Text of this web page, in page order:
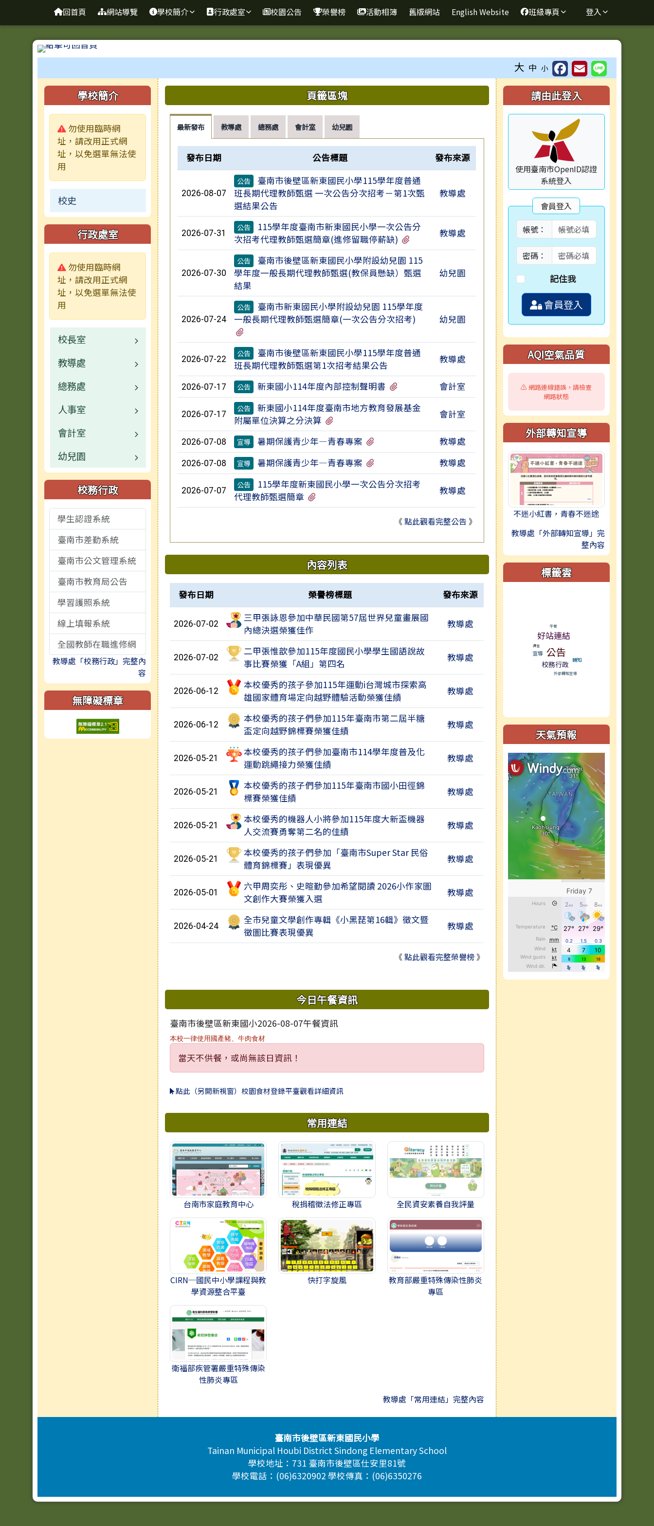
台南市新東國小
回首頁 網站導覽 學校簡介 行政處室 校園公告 榮譽榜 活動相簿 舊版網站 English Website 班級專頁 登入
大 中 小
左邊區域內容
學校簡介
警告:
勿使用臨時網
址，請改用正式網
址，以免選單無法使
用
校史
行政處室
警告:
勿使用臨時網
址，請改用正式網
址，以免選單無法使
用
校長室
林秋美校長介紹
業務職掌
教導處
業務職掌
校園公告
常用連結
活動相簿
榮譽榜
校園影片
檔案下載
外部轉知宣導
校務行政
總務處
校園公告
業務職掌
檔案下載
人事室
校園公告
業務職掌
常用連結
檔案下載
會計室
校園公告
業務職掌
檔案下載
幼兒園
業務職掌
校園公告
活動相簿
校園影音
檔案下載
校務行政
學生認證系統
臺南市差勤系統
臺南市公文管理系統
臺南市教育局公告
學習護照系統
線上填報系統
全國教師在職進修網
教導處「校務行政」完整內
容
無障礙標章
上中區域內容 頁籤區塊
最新發布 教導處 總務處 會計室 幼兒園
新聞列表
發布日期 公告標題 發布來源
2026-08-07
公告
臺南市後壁區新東國民小學115學年度普通
班長期代理教師甄選 一次公告分次招考－第1次甄
選結果公告
教導處
2026-07-31
公告
115學年度臺南市新東國民小學一次公告分
次招考代理教師甄選簡章(進修留職停薪缺)
有2個附檔教導處
2026-07-30
公告
臺南市後壁區新東國民小學附設幼兒園 115
學年度一般長期代理教師甄選(教保員懸缺）甄選
結果
幼兒園
2026-07-24
公告
臺南市新東國民小學附設幼兒園 115學年度
一般長期代理教師甄選簡章(一次公告分次招考)
幼兒園
2026-07-22
公告
臺南市後壁區新東國民小學115學年度普通
班長期代理教師甄選第1次招考結果公告
教導處
2026-07-17 公告 新東國小114年度內部控制聲明書 會計室
2026-07-17
公告
新東國小114年度臺南市地方教育發展基金
附屬單位決算之分決算
會計室
2026-07-08 宣導 暑期保護青少年—青春專案 教導處
2026-07-08 宣導 暑期保護青少年—青春專案 教導處
2026-07-07
公告
115學年度新東國民小學一次公告分次招考
代理教師甄選簡章
教導處
《點此觀看完整公告 》
內容列表
榮譽榜列表
發布日期 榮譽榜標題 發布來源
2026-07-02
三甲張詠恩參加中華民國第57屆世界兒童畫展國
內總決選榮獲佳作
教導處
2026-07-02
二甲張惟歆參加115年度國民小學學生國語說故
事比賽榮獲「A組」第四名
教導處
2026-06-12
本校優秀的孩子參加115年運動i台灣城市探索高
雄國家體育場定向越野體驗活動榮獲佳績
教導處
2026-06-12
本校優秀的孩子們參加115年臺南市第二屆半糖
盃定向越野錦標賽榮獲佳績
教導處
2026-05-21
本校優秀的孩子們參加臺南市114學年度普及化
運動跳繩接力榮獲佳績
教導處
2026-05-21
本校優秀的孩子們參加115年臺南市國小田徑錦
標賽榮獲佳績
教導處
2026-05-21
本校優秀的機器人小將參加115年度大新盃機器
人交流賽勇奪第二名的佳績
教導處
2026-05-21
本校優秀的孩子們參加「臺南市Super Star 民俗
體育錦標賽」表現優異
教導處
2026-05-01
六甲周奕彤、史暄勤參加希望閱讀 2026小作家圖
文創作大賽榮獲入選
教導處
2026-04-24
全市兒童文學創作專輯《小黑琵第16輯》徵文暨
徵圖比賽表現優異
教導處
《點此觀看完整榮譽榜》
下中區域內容 今日午餐資訊
臺南市後壁區新東國小2026-08-07午餐資訊
本校一律使用國產豬、牛肉食材
當天不供餐，或尚無該日資訊！
點此（另開新視窗）校園食材登錄平臺觀看詳細資訊
常用連結
台南市家庭教育中心 稅捐稽徵法修正專區 全民資安素養自我評量
CIRN─國民中小學課程與教
學資源整合平臺
快打字旋風
教育部嚴重特殊傳染性肺炎
專區
衛福部疾管署嚴重特殊傳染
性肺炎專區
教導處「常用連結」完整內容
右邊區域內容
請由此登入
使用臺南市OpenID認證
系統登入
會員登入
帳號：
密碼：
記住我
會員登入
AQI空氣品質
⚠️ 網路連線錯誤，請檢查
網路狀態
外部轉知宣導
不迷小紅書，青春不迷途
教導處「外部轉知宣導」完
整內容
標籤雲
好站連結
午餐
宣導
調查 公告
校務行政
轉知
外部轉知宣導
天氣預報
頁尾區域
臺南市後壁區新東國民小學
Tainan Municipal Houbi District Sindong Elementary School
學校地址：731 臺南市後壁區仕安里81號
學校電話：(06)6320902 學校傳真：(06)6350276